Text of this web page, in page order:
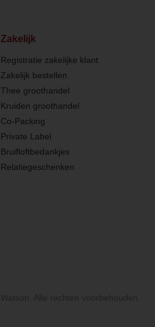
Zakelijk
Registratie zakelijke klant
Zakelijk bestellen
Thee groothandel
Kruiden groothandel
Co-Packing
Private Label
Bruifloftbedankjes
Relatiegeschenken